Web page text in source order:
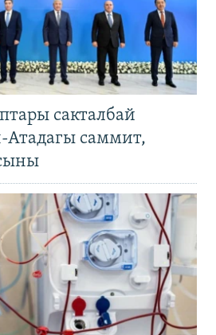
сакталбай
Атадагы саммит,